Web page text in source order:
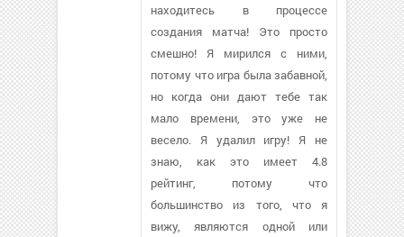
находитесь в процессе
создания матча! Это просто
смешно! Я мирился с ними,
потому что игра была забавной,
но когда они дают тебе так
мало времени, это уже не
весело. Я удалил игру! Я не
знаю, как это имеет 4.8
рейтинг, потому что
большинство из того, что я
вижу, являются одной или